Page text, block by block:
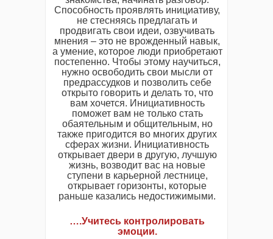
Способность проявлять инициативу,
не стесняясь предлагать и
продвигать свои идеи, озвучивать
мнения – это не врожденный навык,
а умение, которое люди приобретают
постепенно. Чтобы этому научиться,
нужно освободить свои мысли от
предрассудков и позволить себе
открыто говорить и делать то, что
вам хочется. Инициативность
поможет вам не только стать
обаятельным и общительным, но
также пригодится во многих других
сферах жизни. Инициативность
открывает двери в другую, лучшую
жизнь, возводит вас на новые
ступени в карьерной лестнице,
открывает горизонты, которые
раньше казались недостижимыми.
….Учитесь контролировать
эмоции.